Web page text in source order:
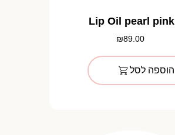
Lip Oil pearl pink
89.00
₪
הוספה לסל